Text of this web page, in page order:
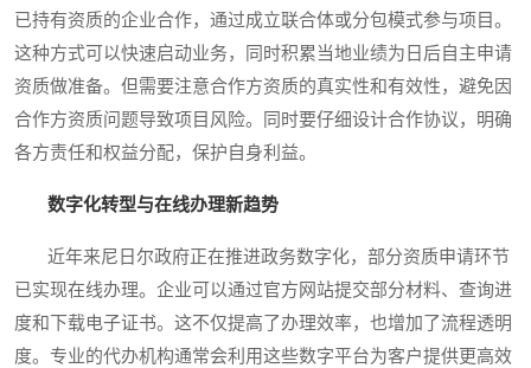
已持有资质的企业合作，通过成立联合体或分包模式参与项目。
这种方式可以快速启动业务，同时积累当地业绩为日后自主申请
资质做准备。但需要注意合作方资质的真实性和有效性，避免因
合作方资质问题导致项目风险。同时要仔细设计合作协议，明确
各方责任和权益分配，保护自身利益。
数字化转型与在线办理新趋势
近年来尼日尔政府正在推进政务数字化，部分资质申请环节
已实现在线办理。企业可以通过官方网站提交部分材料、查询进
度和下载电子证书。这不仅提高了办理效率，也增加了流程透明
度。专业的代办机构通常会利用这些数字平台为客户提供更高效